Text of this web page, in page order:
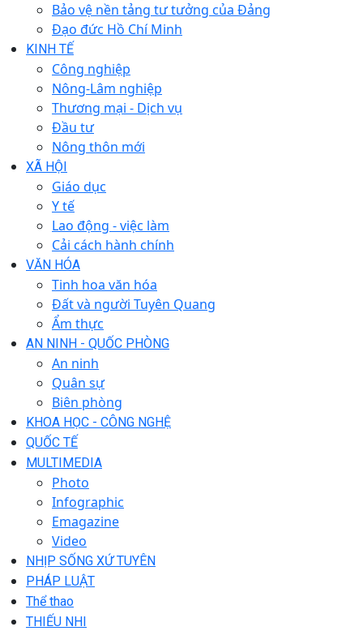
Bảo vệ nền tảng tư tưởng của Đảng
Đạo đức Hồ Chí Minh
KINH TẾ
Công nghiệp
Nông-Lâm nghiệp
Thương mại - Dịch vụ
Đầu tư
Nông thôn mới
XÃ HỘI
Giáo dục
Y tế
Lao động - việc làm
Cải cách hành chính
VĂN HÓA
Tinh hoa văn hóa
Đất và người Tuyên Quang
Ẩm thực
AN NINH - QUỐC PHÒNG
An ninh
Quân sự
Biên phòng
KHOA HỌC - CÔNG NGHỆ
QUỐC TẾ
MULTIMEDIA
Photo
Infographic
Emagazine
Video
NHỊP SỐNG XỨ TUYÊN
PHÁP LUẬT
Thể thao
THIẾU NHI